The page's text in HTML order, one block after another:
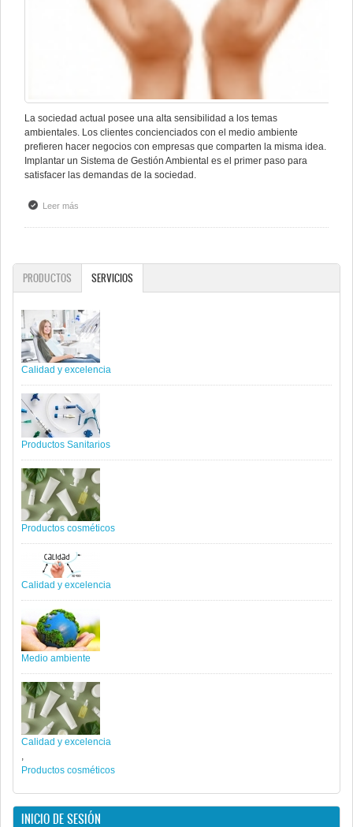
La sociedad actual posee una alta sensibilidad a los temas
ambientales. Los clientes concienciados con el medio ambiente
prefieren hacer negocios con empresas que comparten la misma idea.
Implantar un Sistema de Gestión Ambiental es el primer paso para
satisfacer las demandas de la sociedad.
Leer más
PRODUCTOS SERVICIOS
Calidad y excelencia
Productos Sanitarios
Productos cosméticos
Calidad y excelencia
Medio ambiente
Calidad y excelencia
,
Productos cosméticos
INICIO DE SESIÓN